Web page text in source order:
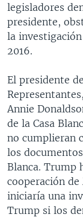
legisladores
presidente,
la
2016.
El presidente
Annie
de la Casa
no cumplieran
los
Blanca. Trump
cooperación
iniciaría una
Trump si los